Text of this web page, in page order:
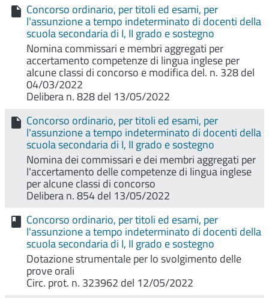
Concorso ordinario, per titoli ed esami, per
l'assunzione a tempo indeterminato di docenti della
scuola secondaria di I, II grado e sostegno
Nomina commissari e membri aggregati per
accertamento competenze di lingua inglese per
alcune classi di concorso e modifica del. n. 328 del
04/03/2022
Delibera n. 828 del 13/05/2022
Concorso ordinario, per titoli ed esami, per
l'assunzione a tempo indeterminato di docenti della
scuola secondaria di I, II grado e sostegno
Nomina dei commissari e dei membri aggregati per
l'accertamento delle competenze di lingua inglese
per alcune classi di concorso
Delibera n. 854 del 13/05/2022
Concorso ordinario, per titoli ed esami, per
l'assunzione a tempo indeterminato di docenti della
scuola secondaria di I, II grado e sostegno
Dotazione strumentale per lo svolgimento delle
prove orali
Circ. prot. n. 323962 del 12/05/2022